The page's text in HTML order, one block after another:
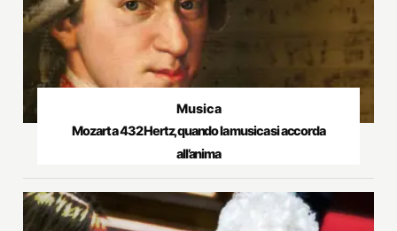
Musica
Mozart a 432 Hertz, quando la musica si accorda
all’anima